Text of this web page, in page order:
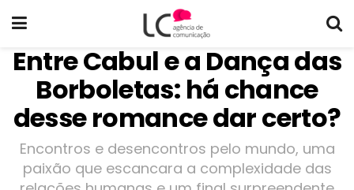
Entre Cabul e a Dança das
Borboletas: há chance
desse romance dar certo?
Encontros e desencontros pelo mundo, uma
paixão que escancara a complexidade das